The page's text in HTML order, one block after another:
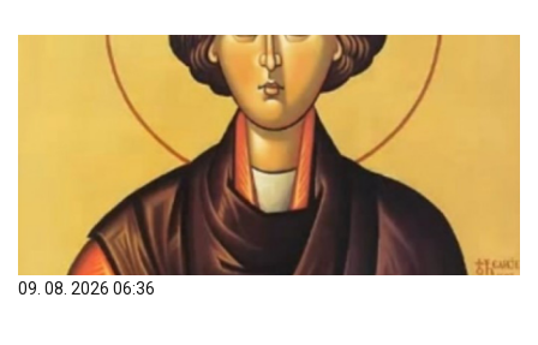
09. 08. 2026 06:36